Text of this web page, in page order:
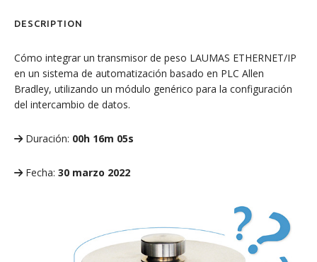
DESCRIPTION
Cómo integrar un transmisor de peso LAUMAS ETHERNET/IP
en un sistema de automatización basado en PLC Allen
Bradley, utilizando un módulo genérico para la configuración
del intercambio de datos.
Duración: 00h 16m 05s
Fecha: 30 marzo 2022